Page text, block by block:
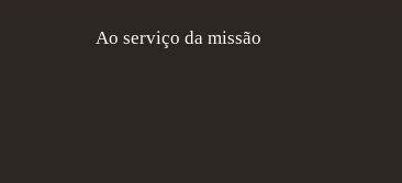
Ao serviço da missão